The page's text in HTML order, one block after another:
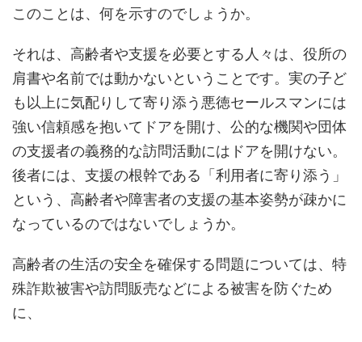
このことは、何を示すのでしょうか。
それは、高齢者や支援を必要とする人々は、役所の
肩書や名前では動かないということです。実の子ど
も以上に気配りして寄り添う悪徳セールスマンには
強い信頼感を抱いてドアを開け、公的な機関や団体
の支援者の義務的な訪問活動にはドアを開けない。
後者には、支援の根幹である「利用者に寄り添う」
という、高齢者や障害者の支援の基本姿勢が疎かに
なっているのではないでしょうか。
高齢者の生活の安全を確保する問題については、特
殊詐欺被害や訪問販売などによる被害を防ぐため
に、